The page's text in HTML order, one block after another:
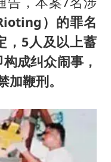
）的罪名
，5人及以上蓄
成纠众闹事，
鞭刑。